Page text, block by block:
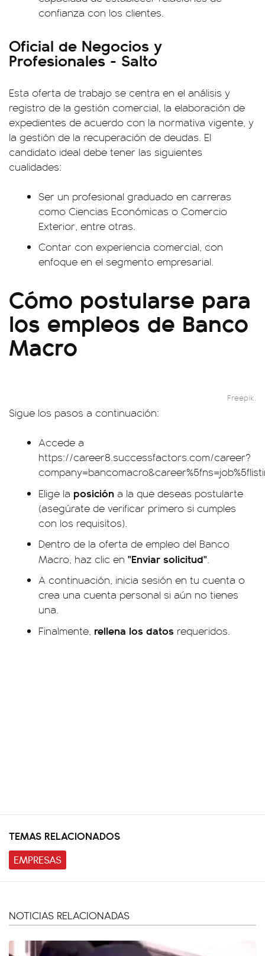
confianza con los clientes.
Oficial de Negocios y
Profesionales - Salto
Esta oferta de trabajo se centra en el análisis y
registro de la gestión comercial, la elaboración de
expedientes de acuerdo con la normativa vigente, y
la gestión de la recuperación de deudas. El
candidato ideal debe tener las siguientes
cualidades:
Ser un profesional graduado en carreras
como Ciencias Económicas o Comercio
Exterior, entre otras.
Contar con experiencia comercial, con
enfoque en el segmento empresarial.
Cómo postularse para
los empleos de Banco
Macro
Freepik.
Sigue los pasos a continuación:
Accede a
https://career8.successfactors.com/career?
Elige la posición a la que deseas postularte
(asegúrate de verificar primero si cumples
con los requisitos).
Dentro de la oferta de empleo del Banco
Macro, haz clic en "Enviar solicitud".
A continuación, inicia sesión en tu cuenta o
crea una cuenta personal si aún no tienes
una.
Finalmente, rellena los datos requeridos.
TEMAS RELACIONADOS
EMPRESAS
NOTICIAS RELACIONADAS